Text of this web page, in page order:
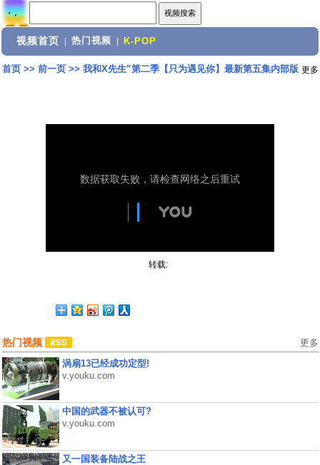
视频首页 热门视频 K-POP
首页>> 前一页>> 我和X先生”第二季【只为遇见你】最新第五集内部版 更多
转载:
热门视频 更多
涡扇13已经成功定型!
v.youku.com
中国的武器不被认可?
v.youku.com
又一国装备陆战之王